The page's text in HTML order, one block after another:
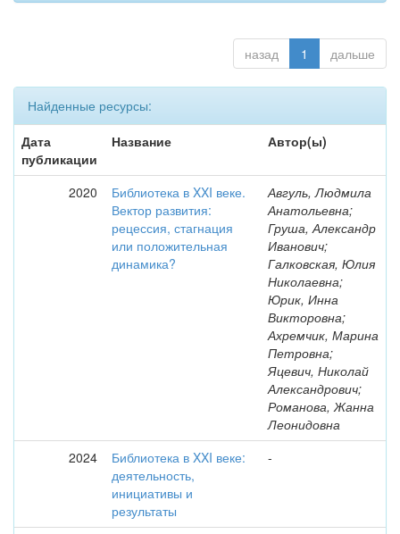
назад 1 дальше
Найденные ресурсы:
Дата
публикации
Название Автор(ы)
2020
Библиотека в XXI веке.
Вектор развития:
рецессия, стагнация
или положительная
динамика?
Авгуль, Людмила
Анатольевна;
Груша, Александр
Иванович;
Галковская, Юлия
Николаевна;
Юрик, Инна
Викторовна;
Ахремчик, Марина
Петровна;
Яцевич, Николай
Александрович;
Романова, Жанна
Леонидовна
2024
Библиотека в XXI веке:
деятельность,
инициативы и
результаты
-